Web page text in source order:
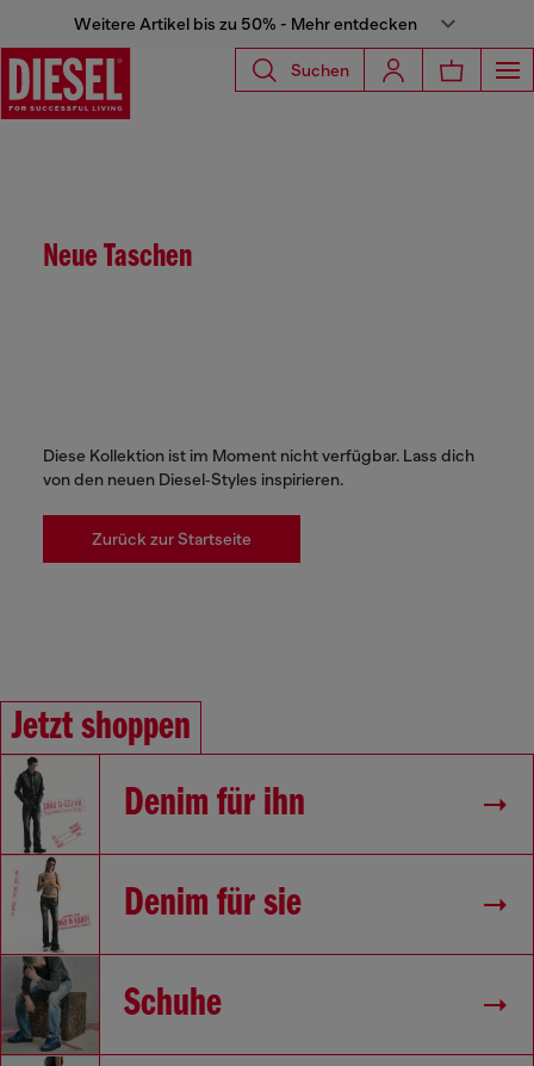
Weitere Artikel bis zu 50% - Mehr entdecken
Suchen
Neue Taschen
Diese Kollektion ist im Moment nicht verfügbar. Lass dich
von den neuen Diesel‑Styles inspirieren.
Zurück zur Startseite
Jetzt shoppen
Denim für ihn
Denim für sie
Schuhe